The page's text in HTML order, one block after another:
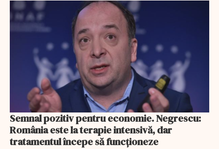
Semnal pozitiv pentru economie. Negrescu:
România este la terapie intensivă, dar
tratamentul începe să funcționeze